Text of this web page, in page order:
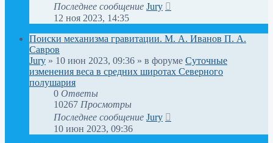
Последнее сообщение Jury
12 ноя 2023, 14:35
Поиски механизма гравитации. М. А. Иванов П. А.
Савров
Jury » 10 июн 2023, 09:36 » в форуме Суточные
изменения веса в средних широтах Северного
полушария
0 Ответы
10267 Просмотры
Последнее сообщение Jury
10 июн 2023, 09:36